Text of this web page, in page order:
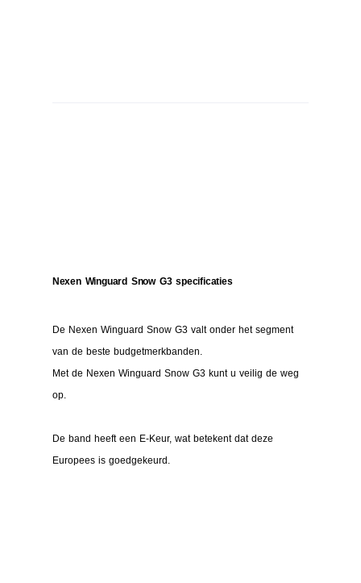
Nexen Winguard Snow G3 specificaties
De Nexen Winguard Snow G3 valt onder het segment
van de beste budgetmerkbanden.
Met de Nexen Winguard Snow G3 kunt u veilig de weg
op.
De band heeft een E-Keur, wat betekent dat deze
Europees is goedgekeurd.